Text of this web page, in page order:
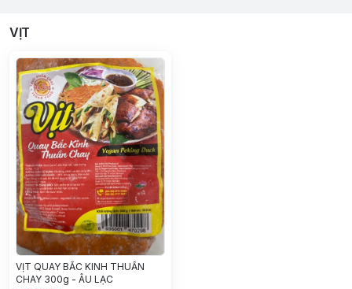
VỊT
VỊT QUAY BẮC KINH THUẦN
CHAY 300g - ÂU LẠC